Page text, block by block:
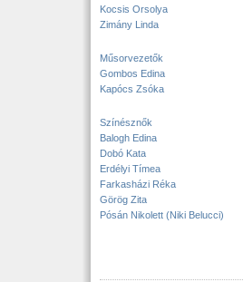
Kocsis Orsolya
Zimány Linda
Műsorvezetők
Gombos Edina
Kapócs Zsóka
Színésznők
Balogh Edina
Dobó Kata
Erdélyi Tímea
Farkasházi Réka
Görög Zita
Pósán Nikolett (Niki Belucci)